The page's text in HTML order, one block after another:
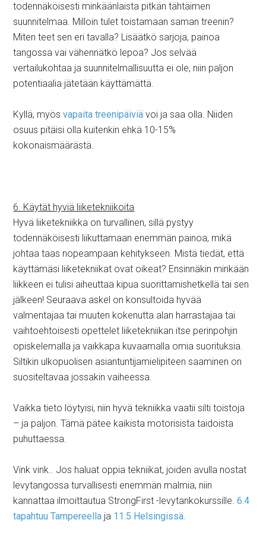
todennäköisesti minkäänlaista pitkän tähtäimen
suunnitelmaa. Milloin tulet toistamaan saman treenin?
Miten teet sen eri tavalla? Lisäätkö sarjoja, painoa
tangossa vai vähennätkö lepoa? Jos selvää
vertailukohtaa ja suunnitelmallisuutta ei ole, niin paljon
potentiaalia jätetään käyttämättä.
Kyllä, myösvapaita treenipäiviä voi ja saa olla. Niiden
osuus pitäisi olla kuitenkin ehkä 10-15%
kokonaismäärästä.
6. Käytät hyviä liiketekniikoita
Hyvä liiketekniikka on turvallinen, sillä pystyy
todennäköisesti liikuttamaan enemmän painoa, mikä
johtaa taas nopeampaan kehitykseen. Mistä tiedät, että
käyttämäsi liiketekniikat ovat oikeat? Ensinnäkin minkään
liikkeen ei tulisi aiheuttaa kipua suorittamishetkellä tai sen
jälkeen! Seuraava askel on konsultoida hyvää
valmentajaa tai muuten kokenutta alan harrastajaa tai
vaihtoehtoisesti opettelet liiketekniikan itse perinpohjin
opiskelemalla ja vaikkapa kuvaamalla omia suorituksia.
Siltikin ulkopuolisen asiantuntijamielipiteen saaminen on
suositeltavaa jossakin vaiheessa.
Vaikka tieto löytyisi, niin hyvä tekniikka vaatii silti toistoja
– ja paljon. Tämä pätee kaikista motorisista taidoista
puhuttaessa.
Vink vink.. Jos haluat oppia tekniikat, joiden avulla nostat
levytangossa turvallisesti enemmän malmia, niin
kannattaa ilmoittautua StrongFirst -levytankokurssille.6.4
tapahtuu Tampereella ja 11.5 Helsingissä.